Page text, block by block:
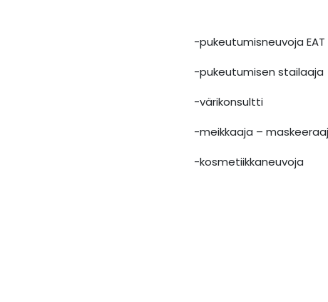
-pukeutumisneuvoja EAT
-pukeutumisen stailaaja
-värikonsultti
-meikkaaja –
-kosmetiikkaneuvoja